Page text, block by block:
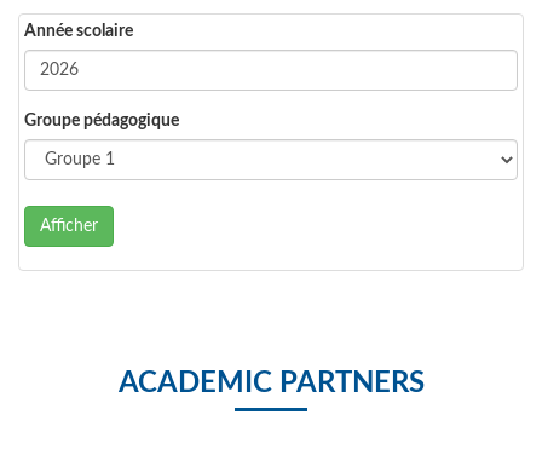
Année scolaire
Groupe pédagogique
Afficher
ACADEMIC PARTNERS